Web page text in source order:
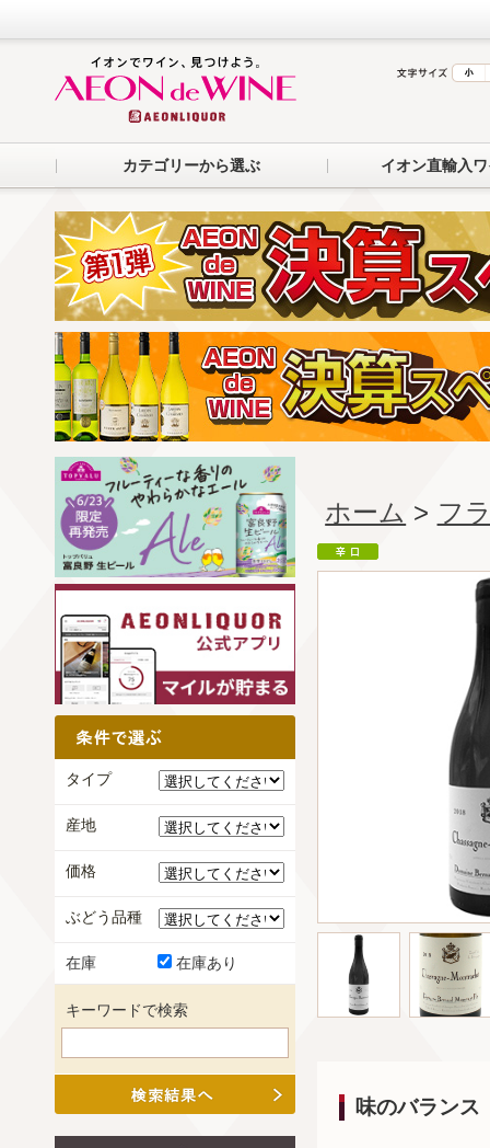
カテゴリーから選ぶ イオン直輸入
ホーム > フ
味のバランス
タイプ
産地
価格
ぶどう品種
在庫 在庫あり
キーワードで検索